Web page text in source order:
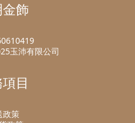
飾
玉沛有限公司
目
政策